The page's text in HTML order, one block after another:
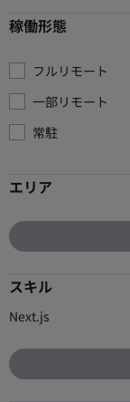
稼働形態
フルリモート
一部リモート
常駐
エリア
スキル
Next.js